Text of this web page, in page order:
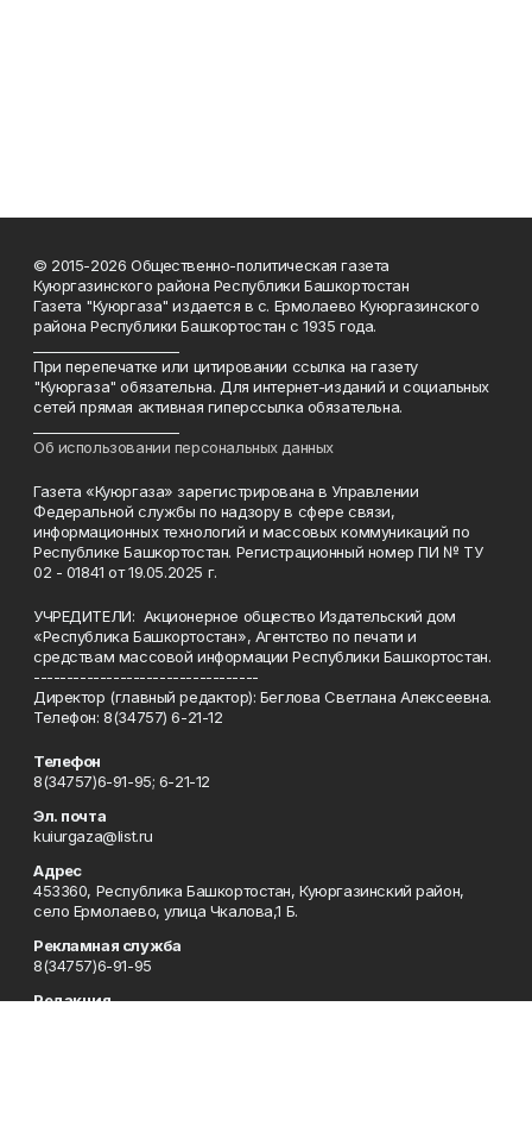
© 2015-2026 Общественно-политическая газета
Куюргазинского района Республики Башкортостан
Газета "Куюргаза" издается в с. Ермолаево Куюргазинского
района Республики Башкортостан с 1935 года.
При перепечатке или цитировании ссылка на газету
"Куюргаза" обязательна. Для интернет-изданий и социальных
сетей прямая активная гиперссылка обязательна.
Об использовании персональных данных
Газета «Куюргаза» зарегистрирована в Управлении
Федеральной службы по надзору в сфере связи,
информационных технологий и массовых коммуникаций по
Республике Башкортостан. Регистрационный номер ПИ № ТУ
02 - 01841 от 19.05.2025 г.
УЧРЕДИТЕЛИ: Акционерное общество Издательский дом
«Республика Башкортостан», Агентство по печати и
средствам массовой информации Республики Башкортостан.
----------------------------------
Директор (главный редактор): Беглова Светлана Алексеевна.
Телефон: 8(34757) 6-21-12
Телефон
8(34757)6-91-95; 6-21-12
Эл. почта
kuiurgaza@list.ru
Адрес
453360, Республика Башкортостан, Куюргазинский район,
село Ермолаево, улица Чкалова,1 Б.
Рекламная служба
8(34757)6-91-95
Редакция